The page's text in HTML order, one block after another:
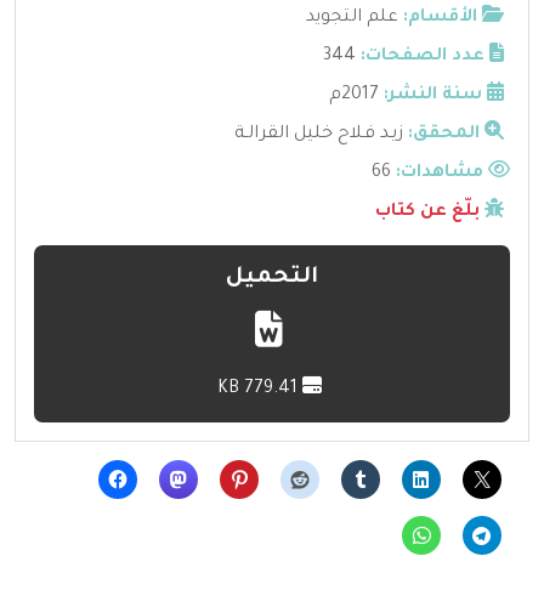
الأقسام: علم التجويد
عدد الصفحات: 344
سنة النشر: 2017م
المحقق: زيـد فـلاح خليل القرالـة
مشاهدات:
بلّغ عن كتاب
التحميل